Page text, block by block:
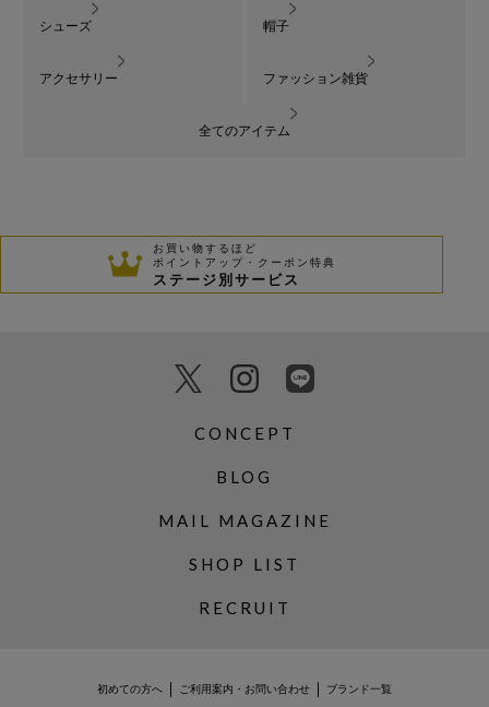
シューズ 帽子
アクセサリー ファッション雑貨
全てのアイテム
お買い物するほど
ポイントアップ・クーポン特典
ステージ別サービス
CONCEPT
BLOG
MAIL MAGAZINE
SHOP LIST
RECRUIT
初めての方へ ご利用案内・お問い合わせ ブランド一覧